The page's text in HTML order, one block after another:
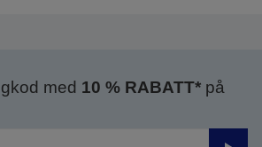
med 10 % RABATT*på